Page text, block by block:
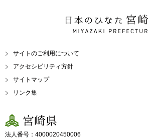
日本のひなた 宮崎県
MIYAZAKI PREFECTURE
サイトのご利用について
アクセシビリティ方針
サイトマップ
リンク集
宮崎県
法人番号：4000020450006